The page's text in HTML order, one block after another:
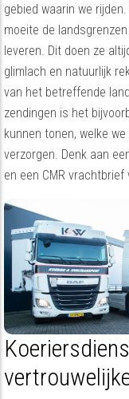
gebied waarin we
moeite de
leveren. Dit doen ze
glimlach en natuurlijk
van het betreffende
zendingen is het
kunnen tonen, welke
verzorgen. Denk aan
en een CMR vrachtbrief